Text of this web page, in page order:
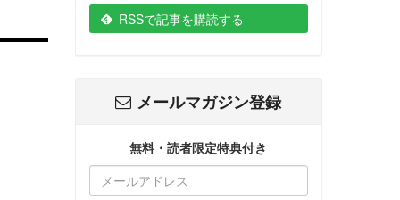
RSSで記事を購読する
メールマガジン登録
無料・読者限定特典付き